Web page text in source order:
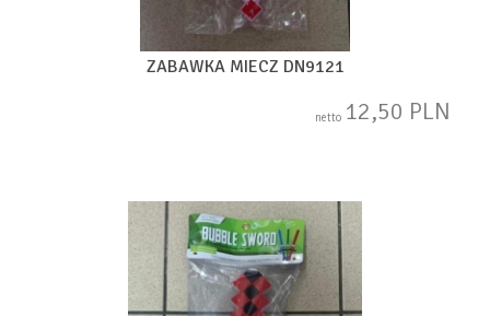
ZABAWKA MIECZ DN9121
netto 12,50 PLN